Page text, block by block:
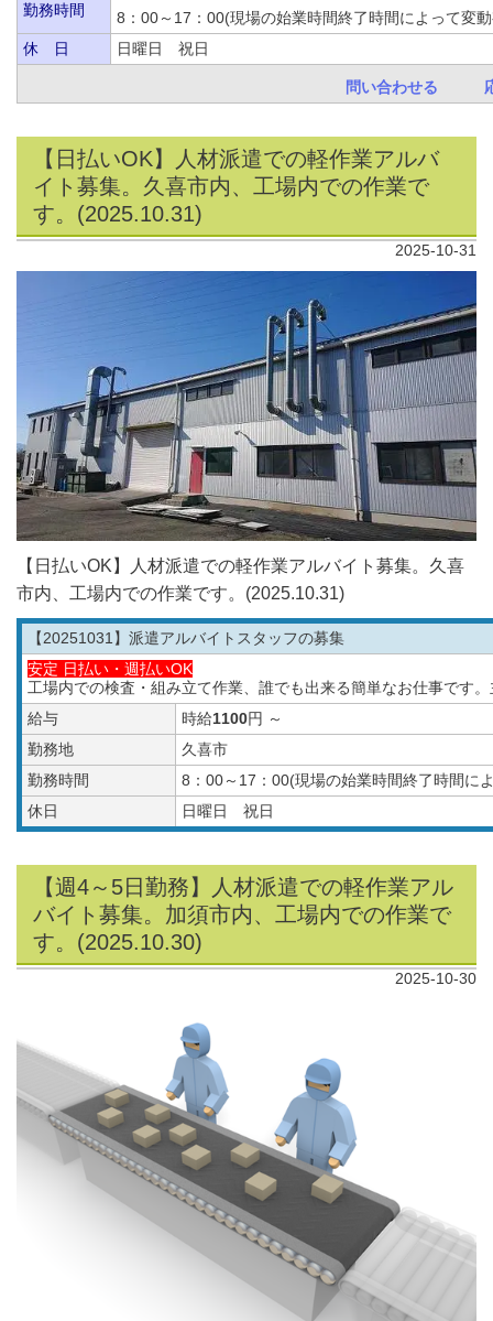
勤務時間
8：00～17：00(現場の始業時間終了時間によって
休 日
日曜日 祝日
問い合わせる
【日払いOK】人材派遣での軽作業アルバ
イト募集。久喜市内、工場内での作業で
す。(2025.10.31)
2025-10-31
【日払いOK】人材派遣での軽作業アルバイト募集。久喜
市内、工場内での作業です。(2025.10.31)
【20251031 】派遣アルバイトスタッフの募集
安定 日払い・週払いOK
工場内での検査・組み立て作業、誰でも出来る簡単なお仕事です
給与
時給1100円 ～
勤務地
久喜市
勤務時間
8：00～17：00(現場の始業時間終了時間に
休日
日曜日 祝日
【週4～5日勤務】人材派遣での軽作業アル
バイト募集。加須市内、工場内での作業で
す。(2025.10.30)
2025-10-30